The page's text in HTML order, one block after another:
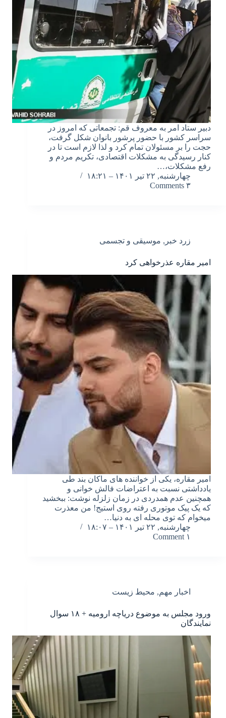
دبیر ستاد امر به معروف قم: تجمعاتی که امروز در
سراسر کشور با حضور پرشور بانوان شکل گرفت،
حجت را بر مسئولان تمام کرد و لذا لازم است تا در
کنار رسیدگی به مشکلات اقتصادی، تکریم مردم و
رفع مشکلات،…
چهارشنبه, ۲۲ تیر ۱۴۰۱ – ۱۸:۲۱
۳ Comments
زرد خبر , موسیقی و تجسمی
امیر مقاره عذرخواهی کرد
امیر مقاره، یکی از خواننده های ماکان بند طی
یادداشتی نسبت به اعتراضات فالش خوانی و
همچنین عدم همدردی در زمان زلزله نوشت: ببخشید
که یک پیک موتوری رفته روی استیج! من معذرت
میخوام که توی محله ای به دنیا…
چهارشنبه, ۲۲ تیر ۱۴۰۱ – ۱۸:۰۷
۱ Comment
اخبار مهم, محیط زیست
ورود مجلس به موضوع دریاچه ارومیه + ۱۸ سوال
نمایندگان